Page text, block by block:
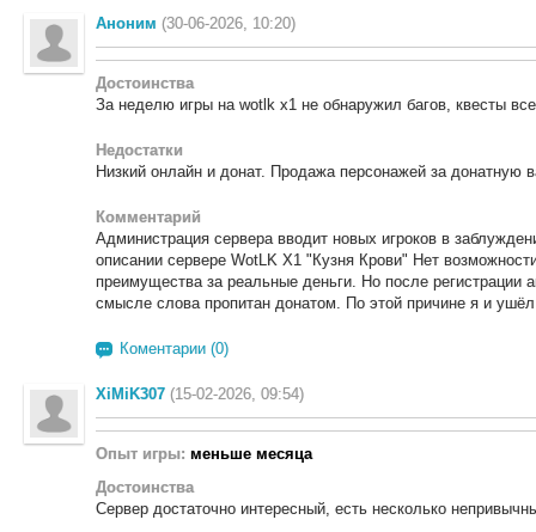
Аноним (30-06-2026, 10:20)
Достоинства
За неделю игры на wotlk x1 не обнаружил багов, квесты
Недостатки
Низкий онлайн и донат. Продажа персонажей за донатную
Комментарий
Администрация сервера вводит новых игроков в
описании сервере WotLK X1 "Кузня Крови" Нет
преимущества за реальные деньги. Но после регистрации
смысле слова пропитан донатом. По этой причине я и
Коментарии (0)
XiMiK307 (15-02-2026, 09:54)
Опыт игры: меньше месяца
Достоинства
Сервер достаточно интересный, есть несколько